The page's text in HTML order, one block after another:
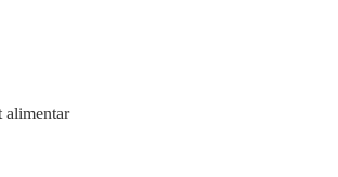
alimentar